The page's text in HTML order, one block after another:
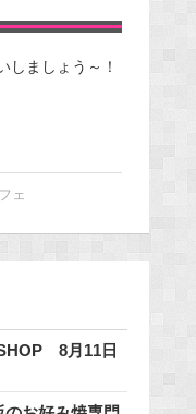
しましょう～！
ェ
8月11日